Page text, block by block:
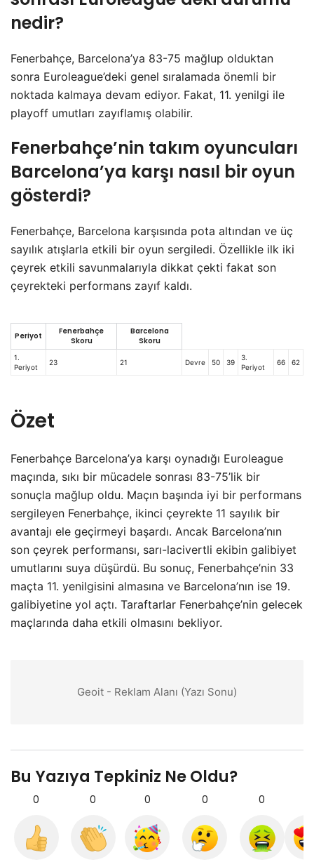
nedir?
Fenerbahçe, Barcelona’ya 83-75 mağlup olduktan
sonra Euroleague’deki genel sıralamada önemli bir
noktada kalmaya devam ediyor. Fakat, 11. yenilgi ile
playoff umutları zayıflamış olabilir.
Fenerbahçe’nin takım oyuncuları
Barcelona’ya karşı nasıl bir oyun
gösterdi?
Fenerbahçe, Barcelona karşısında pota altından ve üç
sayılık atışlarla etkili bir oyun sergiledi. Özellikle ilk iki
çeyrek etkili savunmalarıyla dikkat çekti fakat son
çeyrekteki performans zayıf kaldı.
Periyot
Fenerbahçe
Skoru
Barcelona
Skoru
1.
Periyot
23 21 Devre 50 39
3.
Periyot
66 62
Özet
Fenerbahçe Barcelona’ya karşı oynadığı Euroleague
maçında, sıkı bir mücadele sonrası 83-75’lik bir
sonuçla mağlup oldu. Maçın başında iyi bir performans
sergileyen Fenerbahçe, ikinci çeyrekte 11 sayılık bir
avantajı ele geçirmeyi başardı. Ancak Barcelona’nın
son çeyrek performansı, sarı-lacivertli ekibin galibiyet
umutlarını suya düşürdü. Bu sonuç, Fenerbahçe’nin 33
maçta 11. yenilgisini almasına ve Barcelona’nın ise 19.
galibiyetine yol açtı. Taraftarlar Fenerbahçe’nin gelecek
maçlarında daha etkili olmasını bekliyor.
Geoit - Reklam Alanı (Yazı Sonu)
Bu Yazıya Tepkiniz Ne Oldu?
0 0 0 0 0